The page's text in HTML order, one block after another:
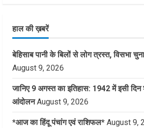
हाल की ख़बरें
बेहिसाब पानी के बिलों से लोग त्रस्त, विसभा
August 9, 2026
जानिए 9 अगस्त का इतिहास: 1942 में इसी
आंदोलन August 9, 2026
*आज का हिंदू पंचांग एवं राशिफल* August 9,